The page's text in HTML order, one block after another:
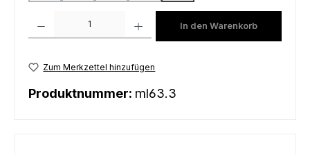
In den Warenkorb
Zum Merkzettel hinzufügen
Produktnummer: ml63.3